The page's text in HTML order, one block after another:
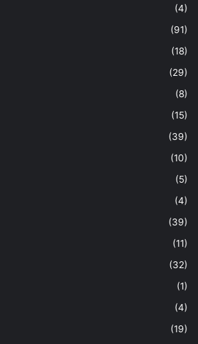
(4)
(91)
(18)
(29)
(8)
(15)
(39)
(10)
(5)
(4)
(39)
(11)
(32)
(1)
(4)
(19)